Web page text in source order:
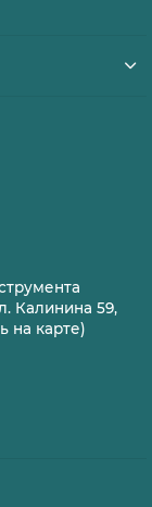
Калинина 59,
на карте)